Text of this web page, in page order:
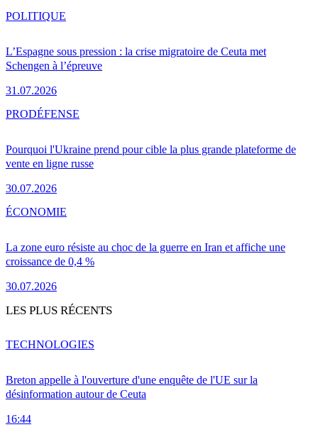
L’Espagne sous pression : la crise migratoire de Ceuta met
Schengen à l’épreuve
31.07.2026
POLITIQUE
Pourquoi l'Ukraine prend pour cible la plus grande plateforme de
vente en ligne russe
30.07.2026
PRODÉFENSE
La zone euro résiste au choc de la guerre en Iran et affiche une
croissance de 0,4 %
30.07.2026
ÉCONOMIE
LES PLUS RÉCENTS
Breton appelle à l'ouverture d'une enquête de l'UE sur la
désinformation autour de Ceuta
16:44
TECHNOLOGIES